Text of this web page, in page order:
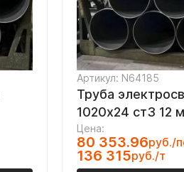
Артикул: N64185
Труба
1020х24 ст3 12 м
Цена:
80 353.96руб./
136 315руб./т